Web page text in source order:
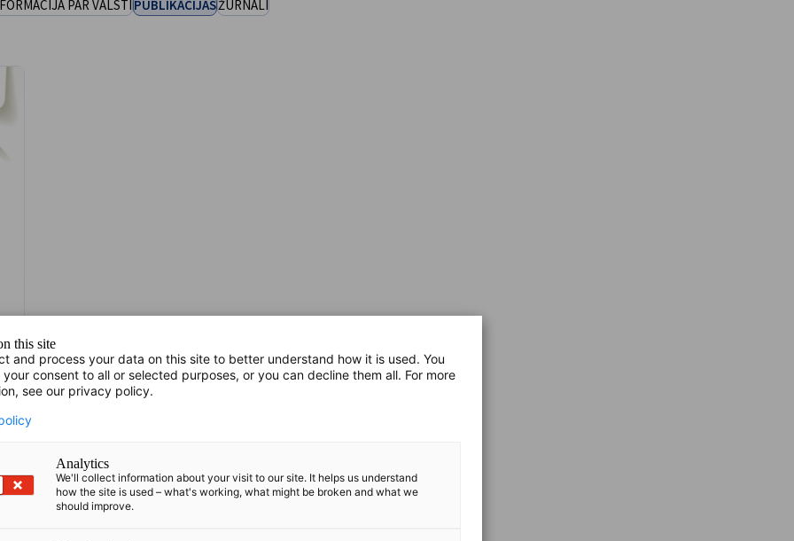
PAR VALSTIPUBLIKĀCIJASŽURNĀLI
this site
and process your data on this site to better understand how it is used. You
consent to all or selected purposes, or you can decline them all. For more
see our privacy policy.
Analytics
We'll collect information about your visit to our site. It helps us understand
how the site is used – what's working, what might be broken and what we
should improve.